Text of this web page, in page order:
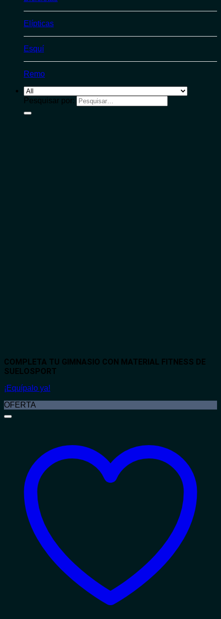
Elípticas
Esquí
Remo
Pesquisar por:
COMPLETA TU GIMNASIO CON MATERIAL FITNESS DE
SUELOSPORT
¡Equípalo ya!
OFERTA